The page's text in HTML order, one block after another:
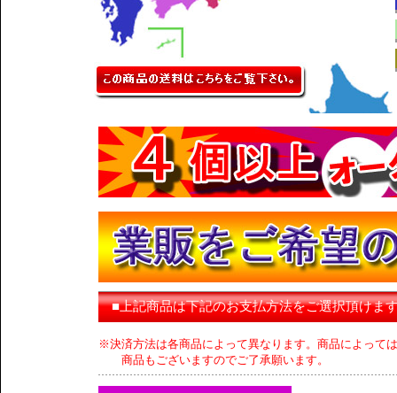
■上記商品は下記のお支払方法をご選択頂けま
※決済方法は各商品によって異なります。商品によって
商品もございますのでご了承願います。